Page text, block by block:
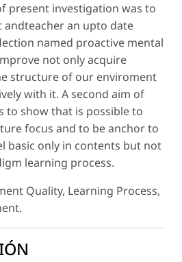
present investigation was to
an upto date
named proactive mental
not only acquire
structure of our enviroment
with it. A second aim of
to show that is possible to
focus and to be anchor to
basic only in contents but not
learning process.
Quality, Learning Process,